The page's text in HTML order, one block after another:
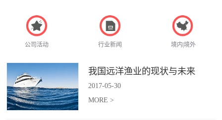
公司活动 行业新闻 境内|境外
我国远洋渔业的现状与未来
2017-05-30
MORE >